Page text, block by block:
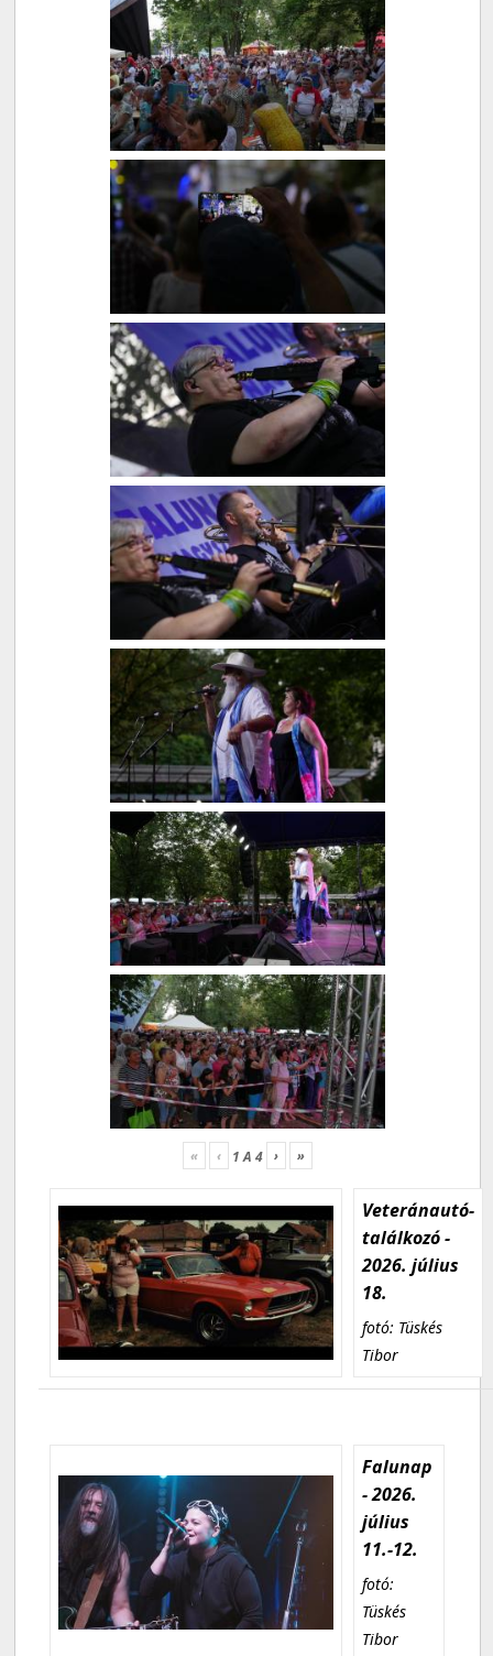
« ‹ 1A 4 › »
Veteránautó-
találkozó -
2026. július
18.
fotó: Tüskés
Tibor
Falunap
- 2026.
július
11.-12.
fotó:
Tüskés
Tibor